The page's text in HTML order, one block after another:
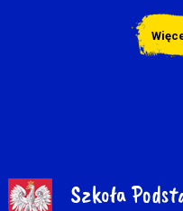
Szkoła